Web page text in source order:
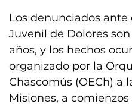
Los denunciados ante
Juvenil de Dolores
años, y los hechos
organizado por la
Chascomús (OECh) a
Misiones, a